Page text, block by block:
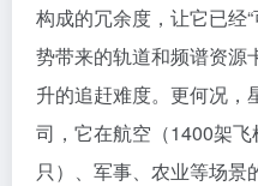
构成的冗余度，让它已经
势带来的轨道和频谱资源
升的追赶难度。更何况，
司，它在航空（1400架
只）、军事、农业等场